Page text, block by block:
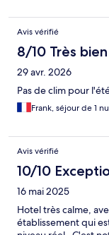
Avis vérifié
8/10 Très bien
29 avr. 2026
Pas de clim pour
Frank, séjour de 1
Avis vérifié
10/10
16 mai 2025
Hotel très calme,
établissement qui